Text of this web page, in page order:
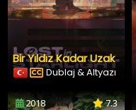
Bir Yıldız Kadar Uzak
Dublaj & Altyazı
2018 7.3